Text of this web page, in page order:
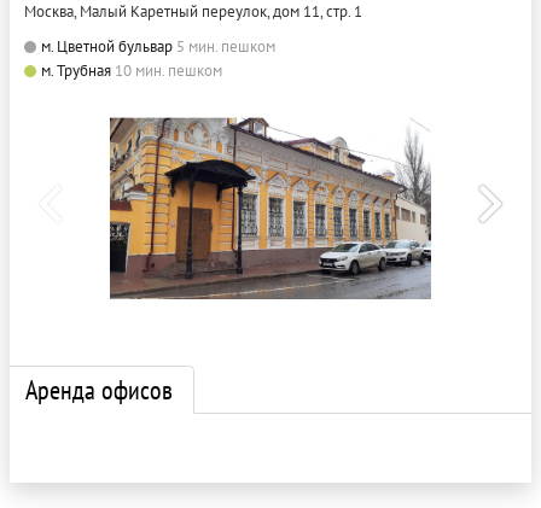
Москва, Малый Каретный переулок, дом 11, стр. 1
м. Цветной бульвар 5 мин. пешком
м. Трубная 10 мин. пешком
Аренда офисов